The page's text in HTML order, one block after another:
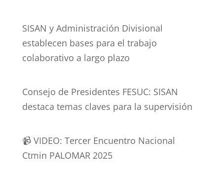
SISAN y Administración Divisional
establecen bases para el trabajo
colaborativo a largo plazo
Consejo de Presidentes FESUC: SISAN
destaca temas claves para la supervisión
📹 VIDEO: Tercer Encuentro Nacional
Ctmin PALOMAR 2025